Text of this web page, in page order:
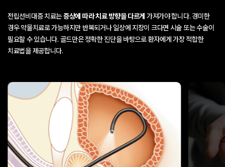
로그인
회원가입 아이디 · 비밀번호 찾기
카카오톡으로 시작하기
전립선비대증 치료는증상에 따라 치료 방향을 다르게 가져가야 합니다.경미한
경우 약물치료로 가능하지만 반복되거나 일상에 지장이 크다면 시술 또는 수술이
필요할 수 있습니다. 골드만은 정확한 진단을 바탕으로 환자에게 가장 적합한
치료법을 제공합니다.